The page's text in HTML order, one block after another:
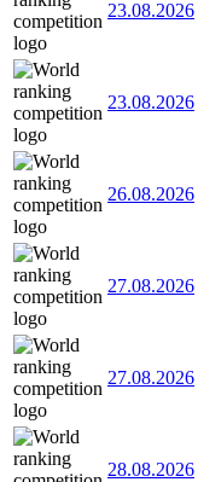
23.08.2026
23.08.2026
26.08.2026
27.08.2026
27.08.2026
28.08.2026